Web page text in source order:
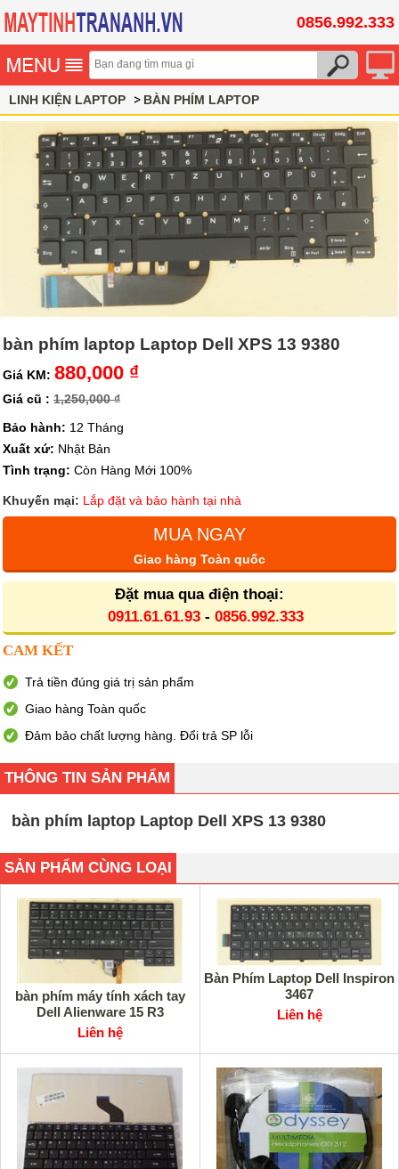
0856.992.333
LINH KIỆN LAPTOP BÀN PHÍM LAPTOP
bàn phím laptop Laptop Dell XPS 13 9380
Giá KM: 880,000 ₫
Giá cũ : 1,250,000 ₫
Bảo hành: 12 Tháng
Xuất xứ: Nhật Bản
Tình trạng: Còn Hàng Mới 100%
Khuyến mại: Lắp đặt và bảo hành tại nhà
MUA NGAY
Giao hàng Toàn quốc
Đặt mua qua điện thoại:
0911.61.61.93- 0856.992.333
CAM KẾT
Trả tiền đúng giá trị sản phẩm
Giao hàng Toàn quốc
Đảm bảo chất lượng hàng. Đổi trả SP lỗi
THÔNG TIN SẢN PHẨM
bàn phím laptop Laptop Dell XPS 13 9380
SẢN PHẨM CÙNG LOẠI
bàn phím máy tính xách tay
Dell Alienware 15 R3
Liên hệ
Bàn Phím Laptop Dell Inspiron
3467
Liên hệ